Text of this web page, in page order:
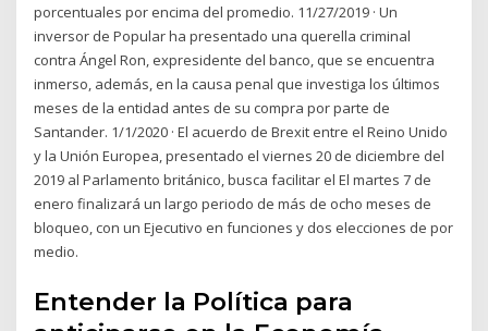
porcentuales por encima del promedio. 11/27/2019 · Un
inversor de Popular ha presentado una querella criminal
contra Ángel Ron, expresidente del banco, que se encuentra
inmerso, además, en la causa penal que investiga los últimos
meses de la entidad antes de su compra por parte de
Santander. 1/1/2020 · El acuerdo de Brexit entre el Reino Unido
y la Unión Europea, presentado el viernes 20 de diciembre del
2019 al Parlamento británico, busca facilitar el El martes 7 de
enero finalizará un largo periodo de más de ocho meses de
bloqueo, con un Ejecutivo en funciones y dos elecciones de por
medio.
Entender la Política para